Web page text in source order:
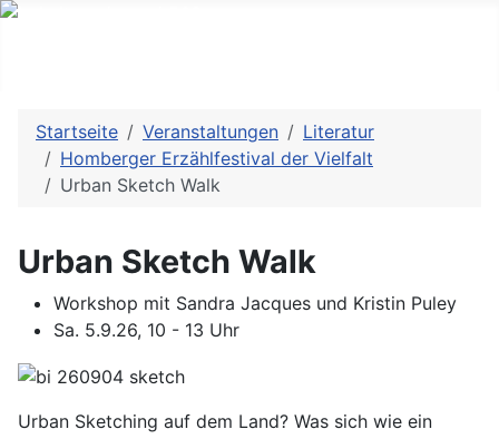
Startseite Veranstaltungen
Literatur
Homberger Erzählfestival der Vielfalt
Urban Sketch Walk
Urban Sketch Walk
Workshop mit Sandra Jacques und Kristin Puley
Sa. 5.9.26, 10 - 13 Uhr
Urban Sketching auf dem Land? Was sich wie ein